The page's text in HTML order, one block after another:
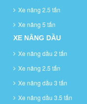
Xe nâng 2.5 tấn
Xe nâng 5 tấn
XE NÂNG DẦU
Xe nâng dầu 2 tấn
Xe nâng 2.5 tấn
Xe nâng dầu 3 tấn
Xe nâng dầu 3.5 tấn